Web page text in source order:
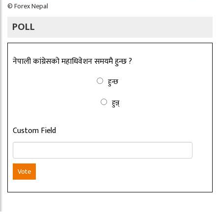
©Forex Nepal
POLL
नेपाली कांग्रेसको महाधिवेशन समयमै हुन्छ ?
हुन्छ
हुन्न्
Custom Field
Vote